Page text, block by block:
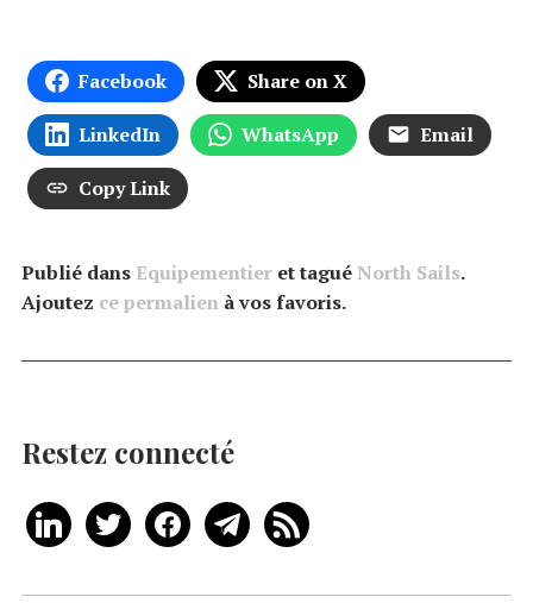
Facebook Share on X
LinkedIn WhatsApp Email
Copy Link
Publié dans Equipementier et taguéNorth Sails.
Ajoutez ce permalien à vos favoris.
Restez connecté